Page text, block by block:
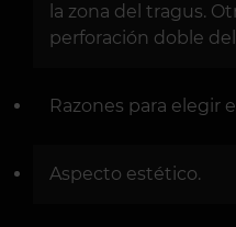
la zona del tragus.
perforación doble
Razones para elegir
Aspecto estético.